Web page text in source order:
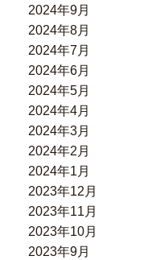
2024年9月
2024年8月
2024年7月
2024年6月
2024年5月
2024年4月
2024年3月
2024年2月
2024年1月
2023年12月
2023年11月
2023年10月
2023年9月